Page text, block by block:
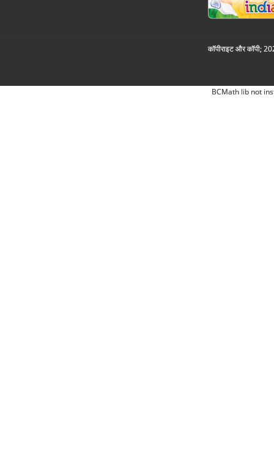
कॉपीराइट और कॉपी;
BCMath lib not